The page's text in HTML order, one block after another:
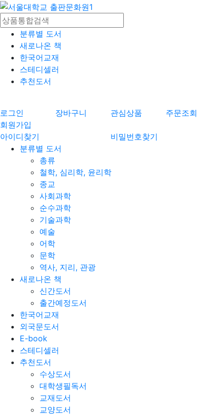
분류별 도서
새로나온 책
한국어교재
스테디셀러
추천도서
로그인 장바구니 관심상품
주문조회
회원가입
아이디찾기
비밀번호찾기
분류별 도서
총류
철학, 심리학, 윤리학
종교
사회과학
순수과학
기술과학
예술
어학
문학
역사, 지리, 관광
새로나온 책
신간도서
출간예정도서
한국어교재
외국문도서
E-book
스테디셀러
추천도서
수상도서
대학생필독서
교재도서
교양도서